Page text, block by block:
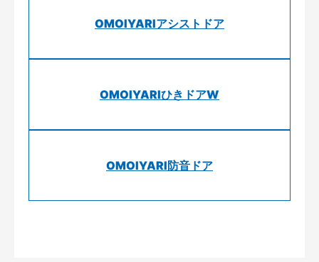
OMOIYARIアシストドア
OMOIYARIひきドアW
OMOIYARI防音ドア